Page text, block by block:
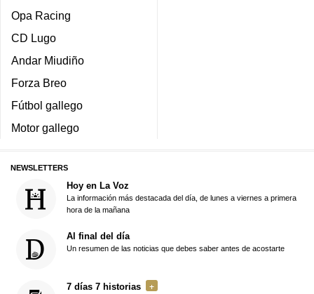
Opa Racing
CD Lugo
Andar Miudiño
Forza Breo
Fútbol gallego
Motor gallego
NEWSLETTERS
Hoy en La Voz
La información más destacada del día, de lunes a viernes a primera
hora de la mañana
Al final del día
Un resumen de las noticias que debes saber antes de acostarte
7 días 7 historias